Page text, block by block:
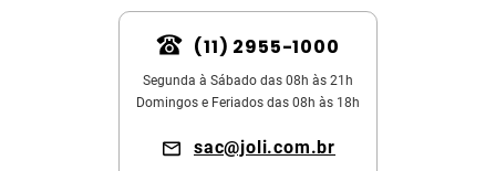
(11) 2955-1000
Segunda à Sábado das 08h às 21h
Domingos e Feriados das 08h às 18h
sac@joli.com.br